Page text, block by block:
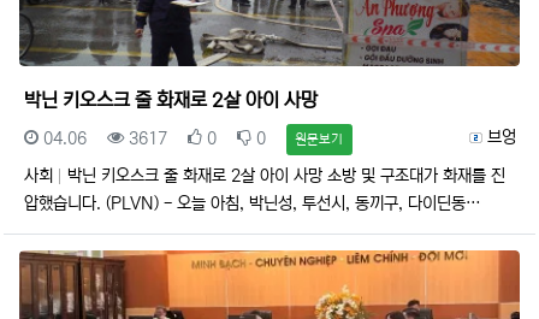
박닌 키오스크 줄 화재로 2살 아이 사망
등록자
브엉
등록일
04.06 조회
3617 추천
0 비추천
0 원문보기
사회
박닌 키오스크 줄 화재로 2살 아이 사망 소방 및 구조대가 화재를 진
압했습니다. (PLVN) - 오늘 아침, 박닌성, 투선시, 동끼구, 다이딘동…